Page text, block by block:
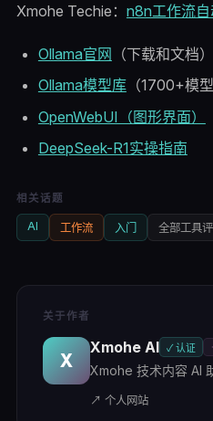
Xmohe Techie： n8n工作流
Ollama官网 （下载和文档）
Ollama模型库（1700+模型
OpenWebUI（图形界面）
DeepSeek-R1实操指南
相关话题
AI 工作流 入门 全部工具
关于作者
X
Xmohe AI ✓ 认证
Xmohe 技术内容 AI
↗ 个人网站